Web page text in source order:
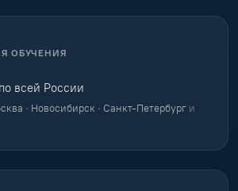
ОБУЧЕНИЯ
всей России
· Новосибирск · Санкт-Петербург и